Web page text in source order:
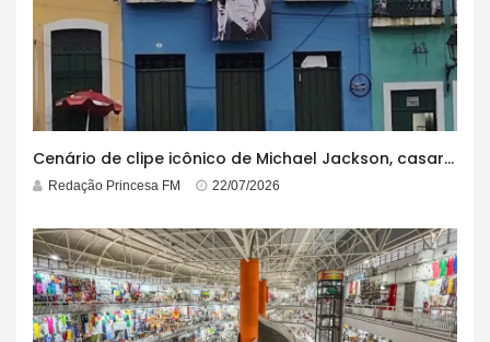
Cenário de clipe icônico de Michael Jackson, casarão azul no centro do Pelourinho enfrenta ordem de desocupação
Redação Princesa FM 22/07/2026